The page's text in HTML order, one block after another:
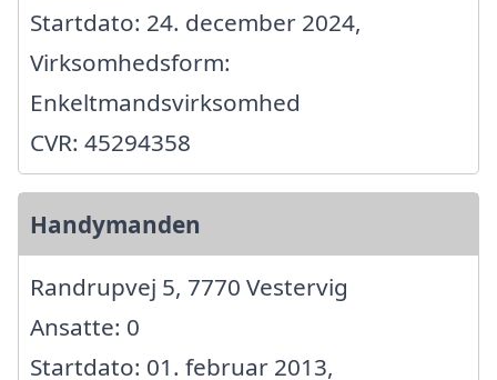
Startdato: 24. december 2024,
Virksomhedsform:
Enkeltmandsvirksomhed
CVR: 45294358
Handymanden
Randrupvej 5, 7770 Vestervig
Ansatte: 0
Startdato: 01. februar 2013,